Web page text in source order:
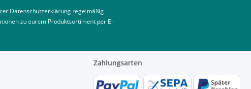
Datenschutzerklärung regelmäßig
zu eurem Produktsortiment per E-
Zahlungsarten